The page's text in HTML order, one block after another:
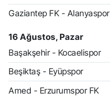
Gaziantep FK - Alanyaspor
16 Ağustos, Pazar
Başakşehir - Kocaelispor
Beşiktaş - Eyüpspor
Amed - Erzurumspor FK